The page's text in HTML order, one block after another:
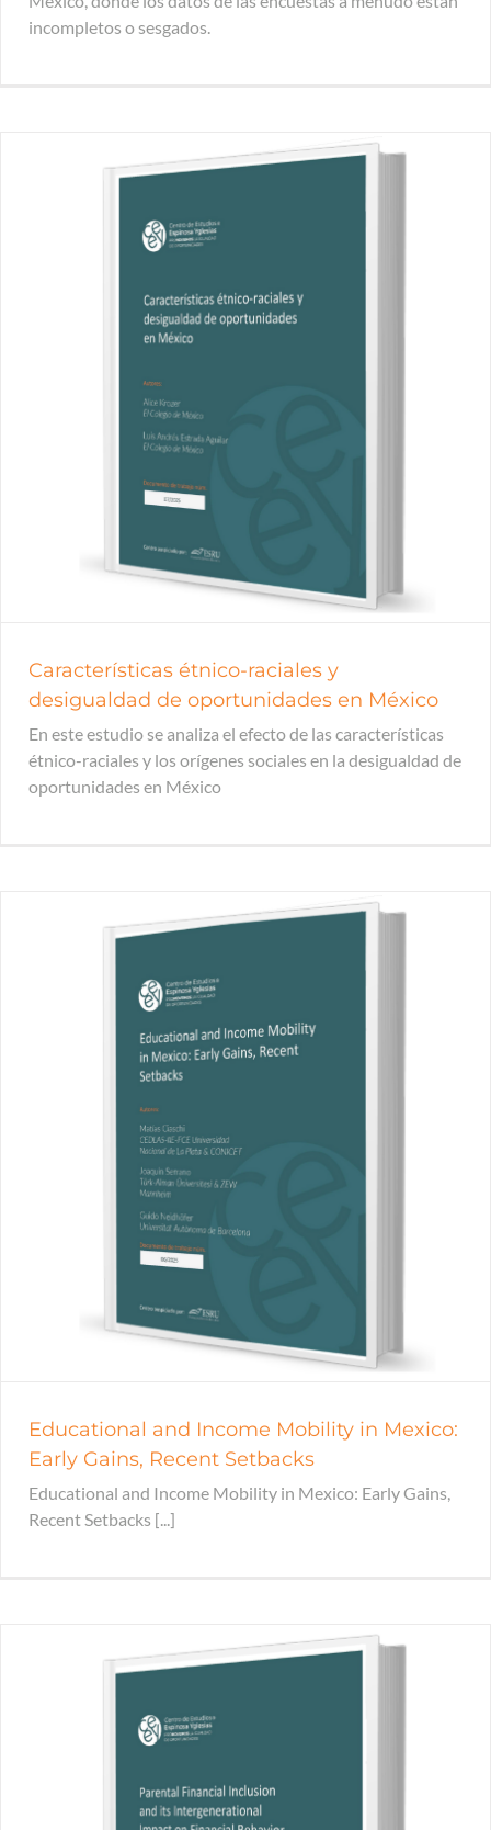
incompletos o sesgados.
Características étnico-raciales y
desigualdad de oportunidades en México
En este estudio se analiza el efecto de las características
étnico-raciales y los orígenes sociales en la desigualdad de
oportunidades en México
Educational and Income Mobility in Mexico:
Early Gains, Recent Setbacks
Educational and Income Mobility in Mexico: Early Gains,
Recent Setbacks [...]